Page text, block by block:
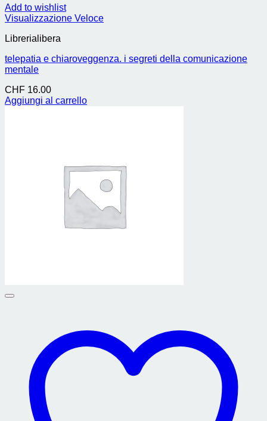
Add to wishlist
Visualizzazione Veloce
Librerialibera
telepatia e chiaroveggenza. i segreti della comunicazione
mentale
CHF 16.00
Aggiungi al carrello